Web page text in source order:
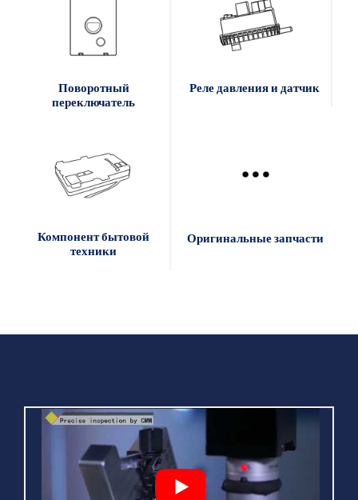
Поворотный
переключатель
Реле давления и датчик
Компонент бытовой
техники
Оригинальные запчасти